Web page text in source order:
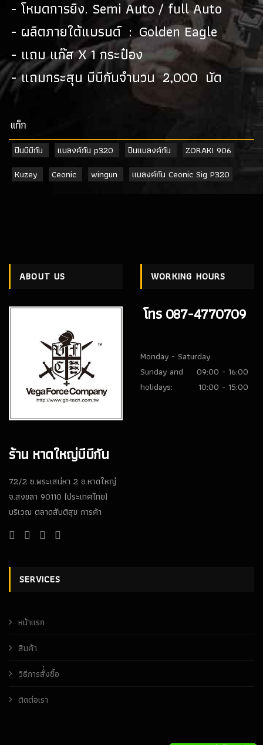
- โหมดการยิง. Semi Auto / full Auto
- ผลิตภายใต้แบรนด์ : Golden Eagle
- แถม แก๊ส X 1 กระป๋อง
- แถมกระสุน บีบีกันจำนวน 2,000 นัด
เเท็ก
ปืนบีบีกัน แบลงค์กัน p320 ปืนแบลงค์กัน
ZORAKI 906
Kuzey
Ceonic wingun แบลงค์กัน Ceonic Sig P320
ABOUT US
ร้าน หาดใหญ่บีบีกัน
72/2 ซ.พระเสน่หา 2 อ.หาดใหญ่
จ.สงขลา 90110 (ประเทศไทย)
บริเวณ ตลาดสันติสุข การค้า
WORKING HOURS
โทร 087-4770709
Monday - Saturday:
09:00 - 16:00
Sunday and
holidays:
10:00 - 15:00
SERVICES
หน้าเเรก
สินค้า
วิธีการสั่่งซื้อ
ติดต่อเรา